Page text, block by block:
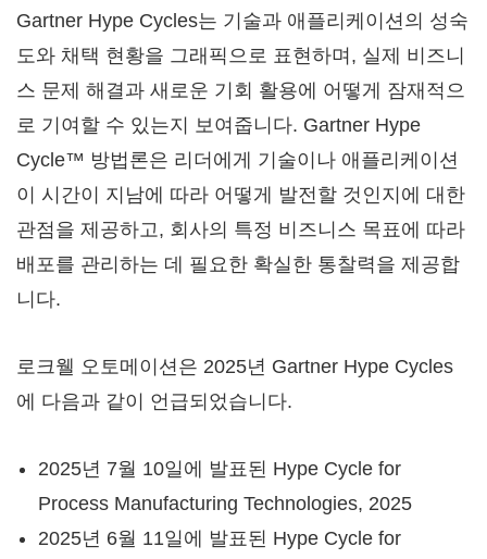
Gartner Hype Cycles는 기술과 애플리케이션의 성숙
도와 채택 현황을 그래픽으로 표현하며, 실제 비즈니
스 문제 해결과 새로운 기회 활용에 어떻게 잠재적으
로 기여할 수 있는지 보여줍니다. Gartner Hype
Cycle™ 방법론은 리더에게 기술이나 애플리케이션
이 시간이 지남에 따라 어떻게 발전할 것인지에 대한
관점을 제공하고, 회사의 특정 비즈니스 목표에 따라
배포를 관리하는 데 필요한 확실한 통찰력을 제공합
니다.
로크웰 오토메이션은 2025년 Gartner Hype Cycles
에 다음과 같이 언급되었습니다.
2025년 7월 10일에 발표된 Hype Cycle for
Process Manufacturing Technologies, 2025
2025년 6월 11일에 발표된 Hype Cycle for